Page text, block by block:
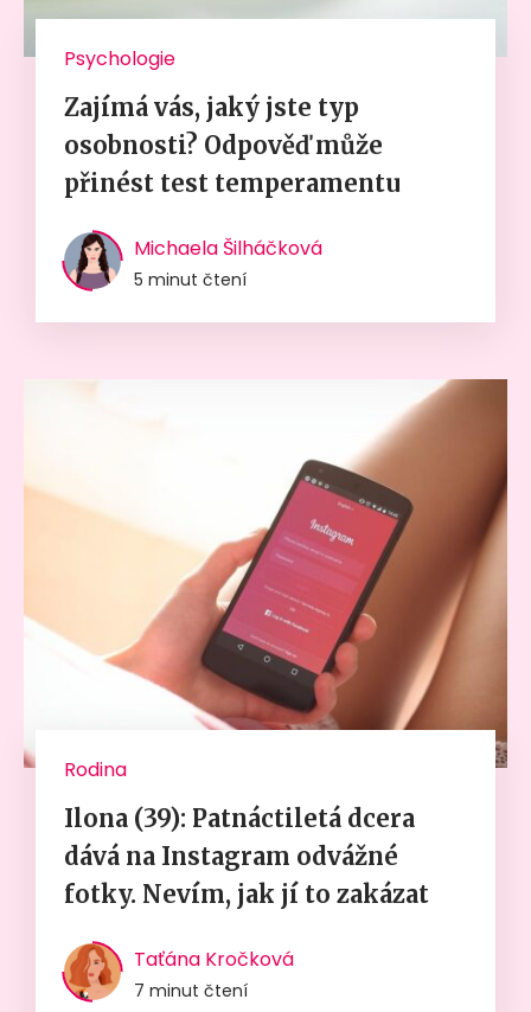
Psychologie
Zajímá vás, jaký jste typ
osobnosti? Odpověď může
přinést test temperamentu
Michaela Šilháčková
5 minut čtení
Rodina
Ilona (39): Patnáctiletá dcera
dává na Instagram odvážné
fotky. Nevím, jak jí to zakázat
Taťána Kročková
7 minut čtení